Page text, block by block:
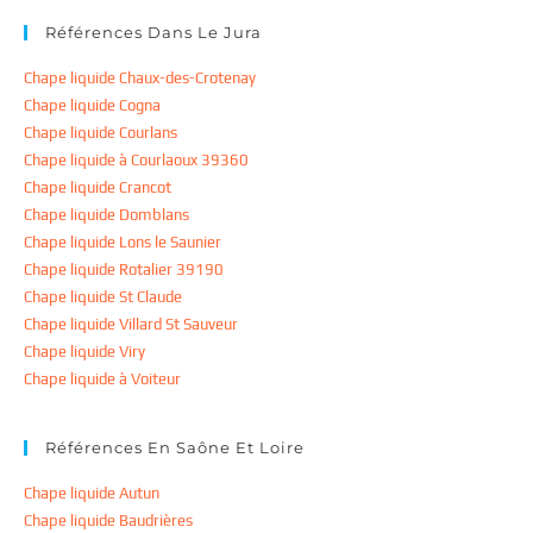
Références Dans Le Jura
Chape liquide Chaux-des-Crotenay
Chape liquide Cogna
Chape liquide Courlans
Chape liquide à Courlaoux 39360
Chape liquide Crancot
Chape liquide Domblans
Chape liquide Lons le Saunier
Chape liquide Rotalier 39190
Chape liquide St Claude
Chape liquide Villard St Sauveur
Chape liquide Viry
Chape liquide à Voiteur
Références En Saône Et Loire
Chape liquide Autun
Chape liquide Baudrières